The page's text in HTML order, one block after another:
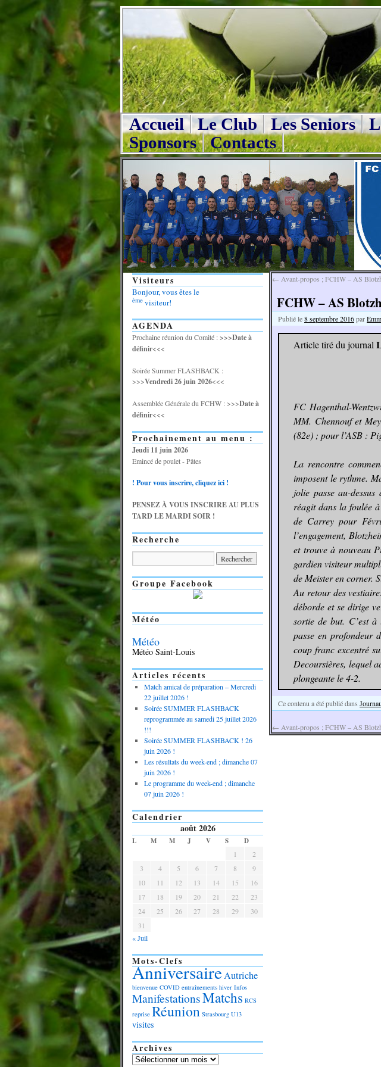
Accueil Le Club Les Seniors
Sponsors
Contacts
← Avant-propos ; FCHW – AS
FCHW – AS
Publié le8 septembre 2016par
Article tiré du journal
FC Hagenthal-
MM. Chennouf et
(82e) ; pour l’ASB :
La rencontre
imposent le rythme.
jolie passe au-
réagit dans la foulée
de Carrey pour
l’engagement,
et trouve à nouveau
gardien visiteur
de Meister en corner.
Au retour des
déborde et se dirige
sortie de but. C’est
passe en profondeur
coup franc excentré
Decoursières, lequel
plongeante le 4-2.
Ce contenu a été publié dans
← Avant-propos ; FCHW – AS
Visiteurs
Bonjour, vous êtes le
ème visiteur!
AGENDA
Prochaine réunion du Comité :>>>Date à
définir<<<
Soirée Summer FLASHBACK :
>>>Vendredi 26 juin 2026<<<
Assemblée Générale du FCHW : >>>Date à
définir<<<
Prochainement au menu :
Jeudi 11 juin 2026
Emincé de poulet - Pâtes
! Pour vous inscrire, cliquez ici !
PENSEZ À VOUS INSCRIRE AU PLUS
TARD LE MARDI SOIR !
Recherche
Groupe Facebook
Météo
Météo
Météo Saint-Louis
Articles récents
Match amical de préparation – Mercredi
22 juillet 2026 !
Soirée SUMMER FLASHBACK
reprogrammée au samedi 25 juillet 2026
!!!
Soirée SUMMER FLASHBACK ! 26
juin 2026 !
Les résultats du week-end ; dimanche 07
juin 2026 !
Le programme du week-end ; dimanche
07 juin 2026 !
Calendrier
août 2026
L M M J V S
D
1
2
3
4 5 6 7 8
9
10
11 12 13 14 15
16
17
18 19 20 21 22
23
24
25 26 27 28 29
30
31
« Juil
Mots-Clefs
AnniversaireAutriche
bienvenue COVID entraînements hiver Infos
ManifestationsMatchs RCS
reprise Réunion Strasbourg U13
visites
Archives